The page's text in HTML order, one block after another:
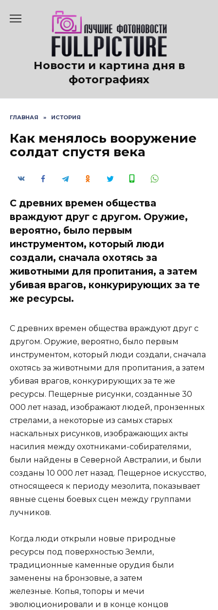
содержанию
Новости и картина дня в
фотографиях
ГЛАВНАЯ » ИСТОРИЯ
Как менялось вооружение
солдат спустя века
С древних времен общества
враждуют друг с другом. Оружие,
вероятно, было первым
инструментом, который люди
создали, сначала охотясь за
животными для пропитания, а затем
убивая врагов, конкурирующих за те
же ресурсы.
С древних времен общества враждуют друг с
другом. Оружие, вероятно, было первым
инструментом, который люди создали, сначала
охотясь за животными для пропитания, а затем
убивая врагов, конкурирующих за те же
ресурсы. Пещерные рисунки, созданные 30
000 лет назад, изображают людей, пронзенных
стрелами, а некоторые из самых старых
наскальных рисунков, изображающих акты
насилия между охотниками-собирателями,
были найдены в Северной Австралии, и были
созданы 10 000 лет назад. Пещерное искусство,
относящееся к периоду мезолита, показывает
явные сцены боевых сцен между группами
лучников.
Когда люди открыли новые природные
ресурсы под поверхностью Земли,
традиционные каменные орудия были
заменены на бронзовые, а затем
железные. Копья, топоры и мечи
эволюционировали и в конце концов